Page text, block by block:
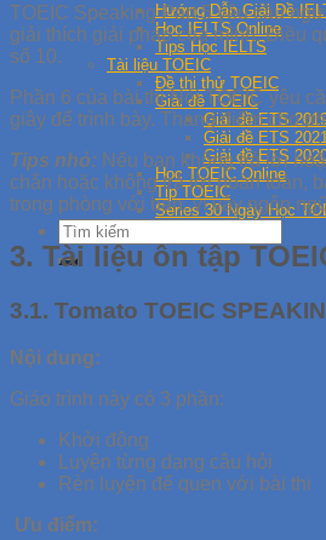
Hướng Dẫn Giải Đề
Học IELTS Online
Tips Học IELTS
Tài liệu TOEIC
Đề thi thử TOEIC
Giải đề TOEIC
Giải đề ETS
Giải đề ETS
Giải đề ETS
Học TOEIC Online
Tip TOEIC
Series 30 Ngày Học
TOEIC Speaking Part 5 yêu cầu
giải thích giải pháp của mình. Điều
số 10.
Phần 6 của bài thi Nói TOEIC yêu
giây để trình bày. Thang điểm cho
Tips nhỏ: Nếu bạn không trả lời
chắn hoặc không trả lời hoàn toàn,
trong phòng với bạn, vì vậy ngôn
3. Tài liệu ôn tập
3.1. Tomato TOEIC
Nội dung:
Giáo trình này có 3 phần:
Khởi động
Luyện từng dạng câu hỏi
Rèn luyện để quen với bài thi
Ưu điểm: